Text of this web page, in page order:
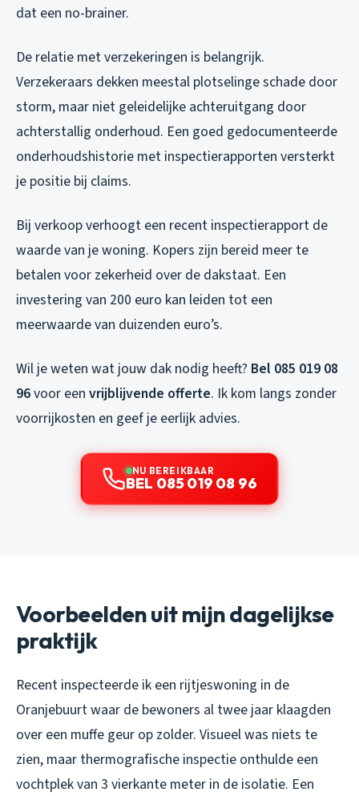
dat een no-brainer.
De relatie met verzekeringen is belangrijk.
Verzekeraars dekken meestal plotselinge schade door
storm, maar niet geleidelijke achteruitgang door
achterstallig onderhoud. Een goed gedocumenteerde
onderhoudshistorie met inspectierapporten versterkt
je positie bij claims.
Bij verkoop verhoogt een recent inspectierapport de
waarde van je woning. Kopers zijn bereid meer te
betalen voor zekerheid over de dakstaat. Een
investering van 200 euro kan leiden tot een
meerwaarde van duizenden euro’s.
Wil je weten wat jouw dak nodig heeft? Bel 085 019 08
96voor een vrijblijvende offerte. Ik kom langs zonder
voorrijkosten en geef je eerlijk advies.
NU BEREIKBAAR
BEL 085 019 08 96
Voorbeelden uit mijn dagelijkse
praktijk
Recent inspecteerde ik een rijtjeswoning in de
Oranjebuurt waar de bewoners al twee jaar klaagden
over een muffe geur op zolder. Visueel was niets te
zien, maar thermografische inspectie onthulde een
vochtplek van 3 vierkante meter in de isolatie. Een